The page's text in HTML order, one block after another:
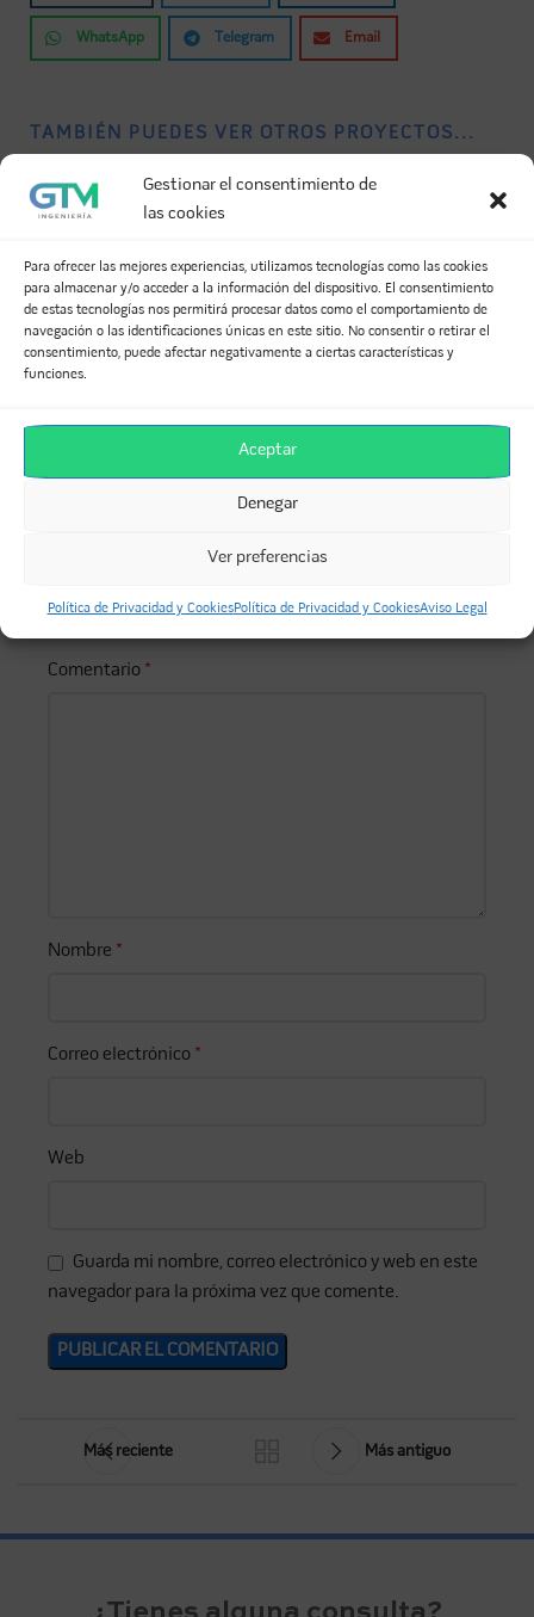
Gestionar el consentimiento de
las cookies
Para ofrecer las mejores experiencias, utilizamos tecnologías como las cookies
para almacenar y/o acceder a la información del dispositivo. El consentimiento
de estas tecnologías nos permitirá procesar datos como el comportamiento de
navegación o las identificaciones únicas en este sitio. No consentir o retirar el
consentimiento, puede afectar negativamente a ciertas características y
funciones.
Aceptar
Denegar
Ver preferencias
Política de Privacidad y CookiesPolítica de Privacidad y CookiesAviso Legal
WhatsApp Telegram Email
TAMBIÉN PUEDES VER OTROS PROYECTOS...
Equipo GTM Ingeniería y Proyectos
Desde 2005 construyendo camino en la ingeniería de
ámbito nacional como internacional.
Los campos obligatorios están marcados con*
Comentario *
Nombre *
Correo electrónico *
Web
Guarda mi nombre, correo electrónico y web en este
navegador para la próxima vez que comente.
Más reciente Más antiguo